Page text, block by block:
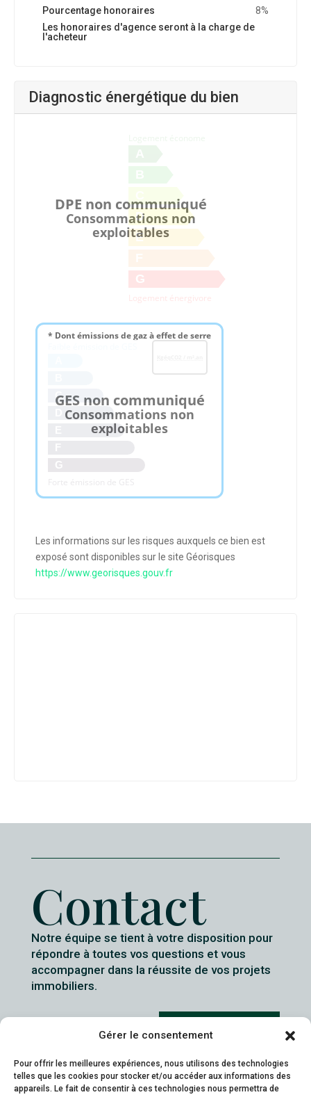
Gérer le consentement
Pour offrir les meilleures expériences, nous utilisons des technologies
telles que les cookies pour stocker et/ou accéder aux informations des
appareils. Le fait de consentir à ces technologies nous permettra de
Pourcentage honoraires
8%
Les honoraires d'agence seront à la charge de
l'acheteur
Diagnostic énergétique du bien
D
E
G
Logement énergivore
DPE non communiqué
Consommations non
exploitables
* Dont émissions de gaz à effet de serre
C
G
GES non communiqué
Consommations non
exploitables
Les informations sur les risques auxquels ce bien est
exposé sont disponibles sur le site Géorisques
https://www.georisques.gouv.fr
Contact
Notre équipe se tient à votre disposition pour
répondre à toutes vos questions et vous
accompagner dans la réussite de vos projets
immobiliers.
Contactez-nous